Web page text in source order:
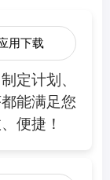
用下载
定计划、
能满足您
便捷！